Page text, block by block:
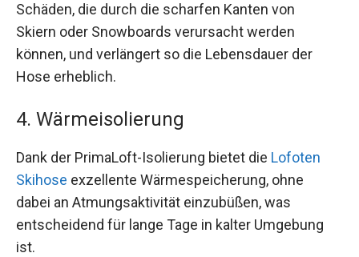
Schäden, die durch die scharfen Kanten von
Skiern oder Snowboards verursacht werden
können, und verlängert so die Lebensdauer der
Hose erheblich.
4. Wärmeisolierung
Dank der PrimaLoft-Isolierung bietet die Lofoten
Skihose exzellente Wärmespeicherung, ohne
dabei an Atmungsaktivität einzubüßen, was
entscheidend für lange Tage in kalter Umgebung
ist.